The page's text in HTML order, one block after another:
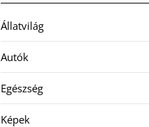
Állatvilág
Autók
Egészség
Képek